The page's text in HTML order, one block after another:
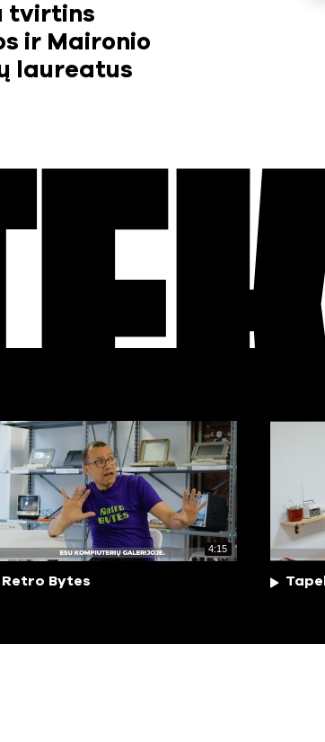
tvirtins
ir Maironio
laureatus
4:15
Retro Bytes